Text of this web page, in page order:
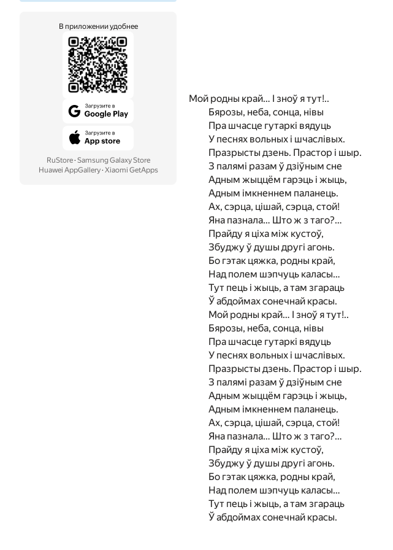
В приложении удобнее
RuStore· Samsung Galaxy Store
Huawei AppGallery· Xiaomi GetApps
Мой родны край… I зноў я тут!..
Бярозы, неба, сонца, нiвы
Пра шчасце гутаркi вядуць
У песнях вольных i шчаслiвых.
Празрысты дзень. Прастор i шыр.
З палямi разам ў дзiўным сне
Адным жыццём гарэць i жыць,
Адным iмкненнем паланець.
Ах, сэрца, цiшай, сэрца, стой!
Яна пазнала… Што ж з таго?…
Прайду я цiха мiж кустоў,
Збуджу ў душы другi агонь.
Бо гэтак цяжка, родны край,
Над полем шэпчуць каласы…
Тут пець i жыць, а там згараць
Ў абдоймах сонечнай красы.
Мой родны край… I зноў я тут!..
Бярозы, неба, сонца, нiвы
Пра шчасце гутаркi вядуць
У песнях вольных i шчаслiвых.
Празрысты дзень. Прастор i шыр.
З палямi разам ў дзiўным сне
Адным жыццём гарэць i жыць,
Адным iмкненнем паланець.
Ах, сэрца, цiшай, сэрца, стой!
Яна пазнала… Што ж з таго?…
Прайду я цiха мiж кустоў,
Збуджу ў душы другi агонь.
Бо гэтак цяжка, родны край,
Над полем шэпчуць каласы…
Тут пець i жыць, а там згараць
Ў абдоймах сонечнай красы.